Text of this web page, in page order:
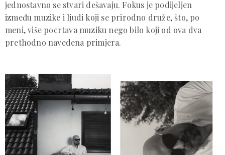
jednostavno se stvari dešavaju. Fokus je podijeljen
između muzike i ljudi koji se prirodno druže, što, po
meni, više pocrtava muziku nego bilo koji od ova dva
prethodno navedena primjera.